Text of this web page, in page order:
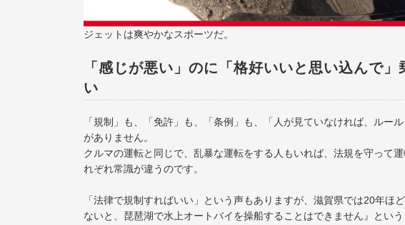
ジェットは爽やかなスポーツだ。
「感じが悪い」のに「格好いいと思い込んで
い
「規制」も、「免許」も、「条例」も、「人が見ていなければ、ルー
がありません。
クルマの運転と同じで、乱暴な運転をする人もいれば、法規を守って
れぞれ常識が違うのです。
「法律で規制すればいい」という声もありますが、滋賀県では20年ほ
ないと、琵琶湖で水上オートバイを操船することはできません』とい